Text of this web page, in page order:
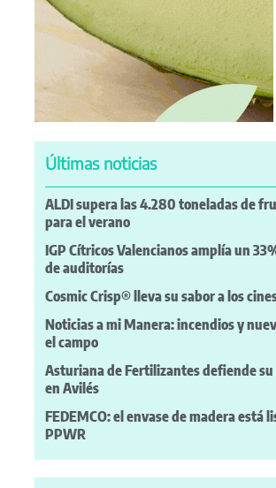
Últimas noticias
ALDI supera las 4.280 toneladas de
para el verano
IGP Cítricos Valencianos amplía un
de auditorías
Cosmic Crisp® lleva su sabor a los
Noticias a mi Manera: incendios y
el campo
Asturiana de Fertilizantes defiende
en Avilés
FEDEMCO: el envase de madera está
PPWR